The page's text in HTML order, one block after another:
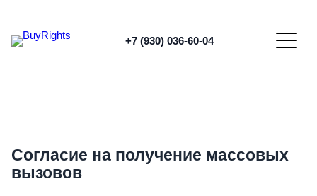
содержимому
+7 (930) 036-60-04
Согласие на получение массовых
вызовов